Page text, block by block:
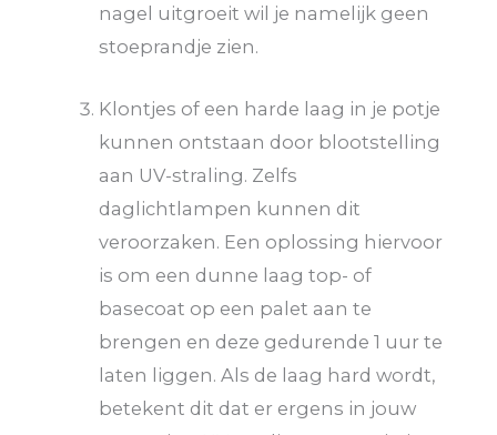
nagel uitgroeit wil je namelijk geen
stoeprandje zien.
Klontjes of een harde laag in je potje
kunnen ontstaan door blootstelling
aan UV-straling. Zelfs
daglichtlampen kunnen dit
veroorzaken. Een oplossing hiervoor
is om een dunne laag top- of
basecoat op een palet aan te
brengen en deze gedurende 1 uur te
laten liggen. Als de laag hard wordt,
betekent dit dat er ergens in jouw